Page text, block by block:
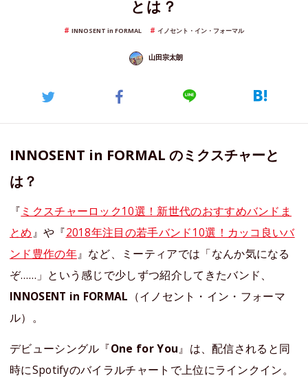
とは？
INNOSENT in FORMAL イノセント・イン・フォーマル
山田宗太朗
INNOSENT in FORMAL のミクスチャーと
は？
『 ミクスチャーロック10選！新世代のおすすめバンドま
とめ』や『2018年注目の若手バンド10選！カッコ良いバ
ンド豊作の年』など、ミーティアでは「なんか気になる
ぞ……」という感じで少しずつ紹介してきたバンド、
INNOSENT in FORMAL （イノセント・イン・フォーマ
ル）。
デビューシングル『One for You』は、配信されると同
時にSpotifyのバイラルチャートで上位にラインクイン。